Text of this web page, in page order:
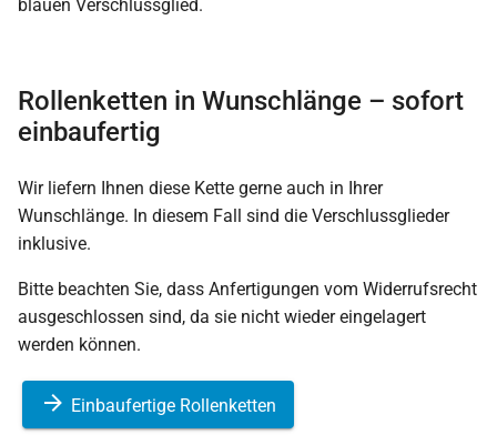
Rollenketten in Wunschlänge – sofort
einbaufertig
Wir liefern Ihnen diese Kette gerne auch in Ihrer
Wunschlänge. In diesem Fall sind die Verschlussglieder
inklusive.
Bitte beachten Sie, dass Anfertigungen vom Widerrufsrecht
ausgeschlossen sind, da sie nicht wieder eingelagert
werden können.
Einbaufertige Rollenketten